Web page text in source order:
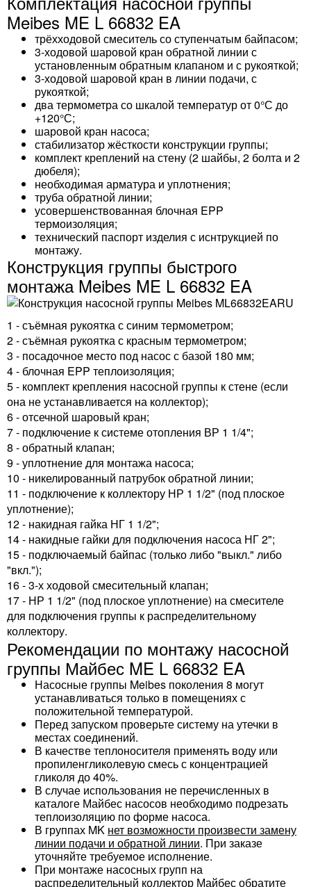
Meibes ME L 66832 EA
трёхходовой смеситель со ступенчатым байпасом;
3-ходовой шаровой кран обратной линии с
установленным обратным клапаном и с рукояткой;
3-ходовой шаровой кран в линии подачи, с
рукояткой;
два термометра со шкалой температур от 0°С до
+120°С;
шаровой кран насоса;
стабилизатор жёсткости конструкции группы;
комплект креплений на стену (2 шайбы, 2 болта и 2
дюбеля);
необходимая арматура и уплотнения;
труба обратной линии;
усовершенствованная блочная EPP
термоизоляция;
технический паспорт изделия с иснтрукцией по
монтажу.
Конструкция группы быстрого
монтажа Meibes ME L 66832 EA
1 - съёмная рукоятка с синим термометром;
2 - съёмная рукоятка с красным термометром;
3 - посадочное место под насос с базой 180 мм;
4 - блочная EPP теплоизоляция;
5 - комплект крепления насосной группы к стене (если
она не устанавливается на коллектор);
6 - отсечной шаровый кран;
7 - подключение к системе отопления ВР 1 1/4";
8 - обратный клапан;
9 - уплотнение для монтажа насоса;
10 - никелированный патрубок обратной линии;
11 - подключение к коллектору НР 1 1/2" (под плоское
уплотнение);
12 - накидная гайка НГ 1 1/2";
14 - накидные гайки для подключения насоса НГ 2";
15 - подключаемый байпас (только либо "выкл." либо
"вкл.");
16 - 3-х ходовой смесительный клапан;
17 - НР 1 1/2" (под плоское уплотнение) на смесителе
для подключения группы к распределительному
коллектору.
Рекомендации по монтажу насосной
группы Майбес ME L 66832 EA
Насосные группы Meibes поколения 8 могут
устанавливаться только в помещениях с
положительной температурой.
Перед запуском проверьте систему на утечки в
местах соединений.
В качестве теплоносителя применять воду или
пропиленгликолевую смесь с концентрацией
гликоля до 40%.
В случае использования не перечисленных в
каталоге Майбес насосов необходимо подрезать
теплоизоляцию по форме насоса.
В группах MK нет возможности произвести замену
линии подачи и обратной линии. При заказе
уточняйте требуемое исполнение.
При монтаже насосных групп на
распределительный коллектор Майбес обратите